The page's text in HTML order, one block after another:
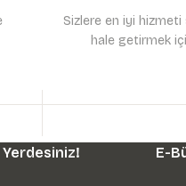
Sizlere en iyi hizmeti
hale getirmek
E-